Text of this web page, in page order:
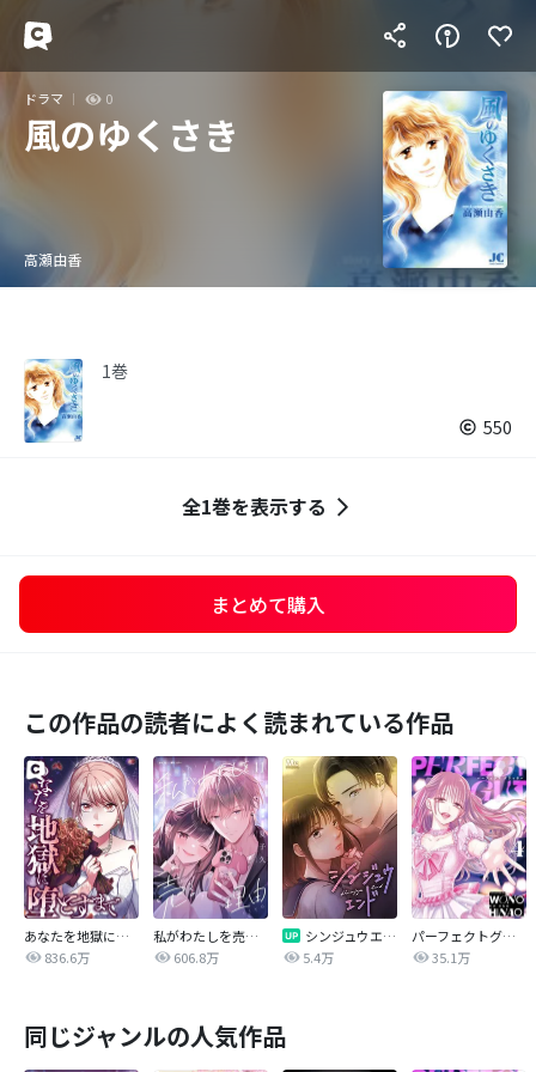
ドラマ 0
風のゆくさき
高瀬由香
1巻
550
全1巻を表示する
まとめて購入
この作品の読者によく読まれている作品
あなたを地獄に堕とすまで
836.6万
私がわたしを売る理由
606.8万
シンジュウエンド【タテヨミ】
5.4万
パーフェクトグリッター
35.1万
同じジャンルの人気作品